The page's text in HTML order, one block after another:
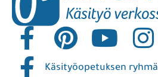
Käsityöopetuksen ryhmä